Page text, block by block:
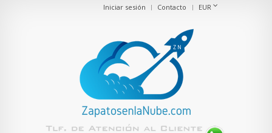
EUR
Contacto
Iniciar sesión